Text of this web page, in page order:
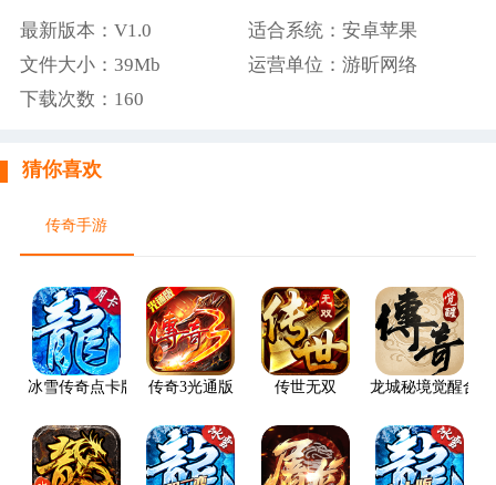
最新版本：V1.0
适合系统：安卓苹果
文件大小：39Mb
运营单位：游昕网络
下载次数： 160
猜你喜欢
传奇手游
冰雪传奇点卡版 传奇3光通版 传世无双 龙城秘境觉醒合击